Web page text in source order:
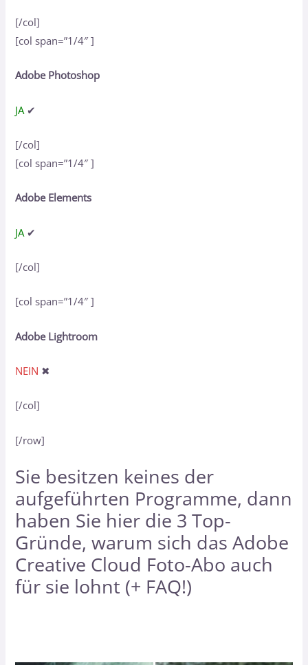
[/col]
[col span=”1/4″ ]
Adobe Photoshop
JA ✔
[/col]
[col span=”1/4″ ]
Adobe Elements
JA ✔
[/col]
[col span=”1/4″ ]
Adobe Lightroom
NEIN ✖
[/col]
[/row]
Sie besitzen keines der
aufgeführten Programme, dann
haben Sie hier die 3 Top-
Gründe, warum sich das Adobe
Creative Cloud Foto-Abo auch
für sie lohnt (+ FAQ!)